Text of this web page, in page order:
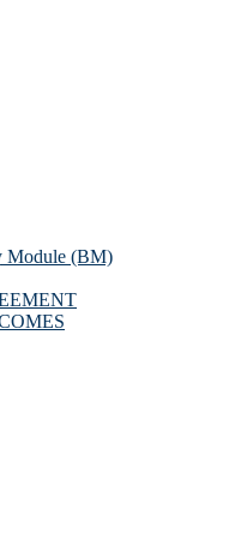
Module (BM)